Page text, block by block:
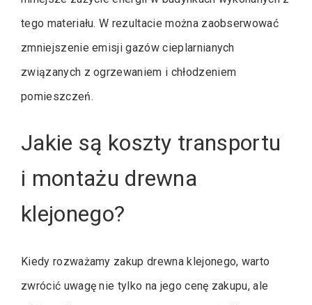
tego materiału. W rezultacie można zaobserwować
zmniejszenie emisji gazów cieplarnianych
związanych z ogrzewaniem i chłodzeniem
pomieszczeń.
Jakie są koszty transportu
i montażu drewna
klejonego?
Kiedy rozważamy zakup drewna klejonego, warto
zwrócić uwagę nie tylko na jego cenę zakupu, ale